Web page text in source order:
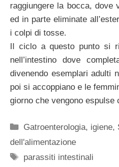
raggiungere la bocca, dove
ed in parte eliminate
i colpi di tosse.
Il ciclo a questo punto si
nell’intestino dove
divenendo esemplari adulti
poi si accoppiano e le
giorno che vengono espulse
Categorie
Gatroenterologia, igiene,
dell'alimentazione
Tag
parassiti intestinali